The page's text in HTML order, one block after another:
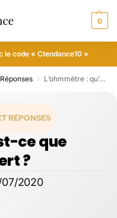
0
le code « Ctendance10 »
/ L’ohmmètre : qu’est-ce que c’est et à quoi ça sert ?
RÉPONSES
ce que
?
07/2020